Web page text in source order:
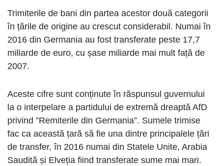
Trimiterile de bani din partea acestor două categorii
în țările de origine au crescut considerabil. Numai în
2016 din Germania au fost transferate peste 17,7
miliarde de euro, cu șase miliarde mai mult față de
2007.
Aceste cifre sunt conținute în răspunsul guvernului
la o interpelare a partidului de extremă dreaptă AfD
privind ”Remiterile din Germania”. Sumele trimise
fac ca această țară să fie una dintre principalele țări
de transfer, în 2016 numai din Statele Unite, Arabia
Saudită și Elveția fiind transferate sume mai mari.